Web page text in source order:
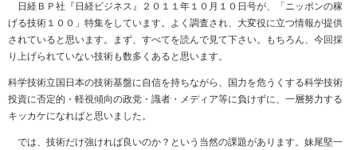
日経ＢＰ社『日経ビジネス』２０１１年１０月１０日号が、「ニッポンの稼
げる技術１００」特集をしています。よく調査され、大変役に立つ情報が提供
されていると思います。まず、すべてを読んで見て下さい。もちろん、今回採
り上げられていない技術も数多くあると思います。
科学技術立国日本の技術基盤に自信を持ちながら、国力を危うくする科学技術
投資に否定的・軽視傾向の政党・識者・メディア等に負けずに、一層努力する
キッカケになればと思いました。
では、技術だけ強ければ良いのか？という当然の課題があります。妹尾堅一